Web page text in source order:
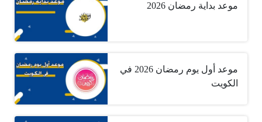
موعد بداية رمضان 2026
موعد أول يوم رمضان 2026 في
الكويت